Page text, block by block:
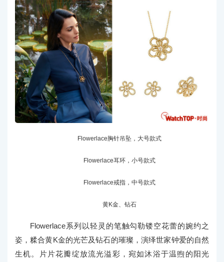
Flowerlace胸针吊坠，大号款式
Flowerlace耳环，小号款式
Flowerlace戒指，中号款式
黄K金、钻石
Flowerlace系列以轻灵的笔触勾勒镂空花蕾的婉约之
姿，糅合黄K金的光芒及钻石的璀璨，演绎世家钟爱的自然
生机。片片花瓣绽放流光溢彩，宛如沐浴于温煦的阳光